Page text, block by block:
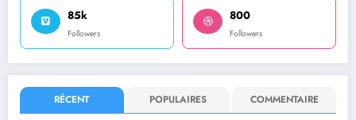
85k
Followers
800
Followers
RÉCENT POPULAIRES COMMENTAIRE